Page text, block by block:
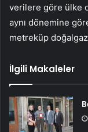
verilere göre ülke
aynı dönemine
metreküp
İlgili Makaleler